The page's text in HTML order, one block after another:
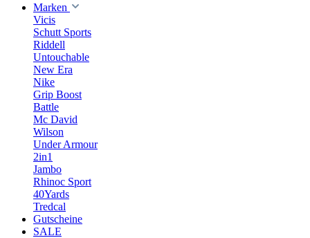
Marken
Vicis
Schutt Sports
Riddell
Untouchable
New Era
Nike
Grip Boost
Battle
Mc David
Wilson
Under Armour
2in1
Jambo
Rhinoc Sport
40Yards
Tredcal
Gutscheine
SALE